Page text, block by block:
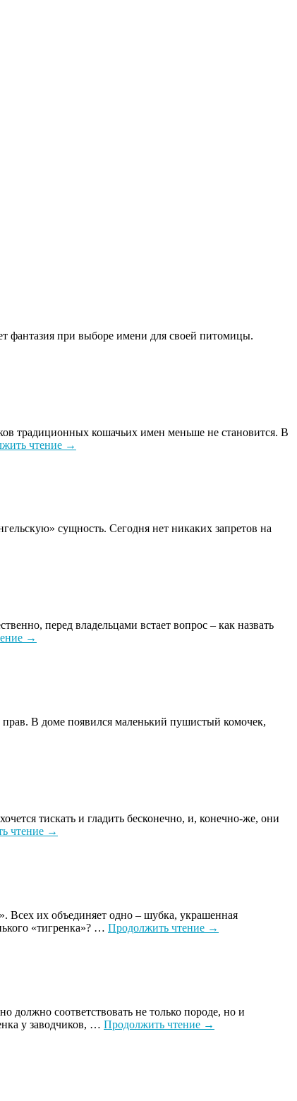
фантазия при выборе имени для своей питомицы.
традиционных кошачьих имен меньше не становится. В
чтение →
сущность. Сегодня нет никаких запретов на
перед владельцами встает вопрос – как назвать
→
В доме появился маленький пушистый комочек,
тискать и гладить бесконечно, и, конечно-же, они
чтение →
Всех их объединяет одно – шубка, украшенная
«тигренка»? … Продолжить чтение →
должно соответствовать не только породе, но и
у заводчиков, … Продолжить чтение →